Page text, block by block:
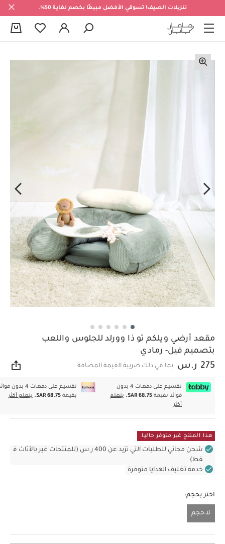
تنزيلات الصيف! تسوقي الأفضل مبيعًا بخصم لغاية 50%.
مقعد أرضي ويلكم تو ذا وورلد للجلوس واللعب
بتصميم فيل- رمادي
275 ر.س بما في ذلك ضريبة القيمة المضافة
تقسيم على دفعات 4 بدون
فوائد بقيمة SAR 68.75.
يتعلم
أكثر
تقسيم على دفعات 4 بدون
بقيمةSAR 68.75. يتعلم أكثر
هذا المنتج غير متوفر حاليا.
شحن مجاني للطلبات التي تزيد عن 400 ر.س (للمنتجات غير بالأثاث ف
قط)
خدمة تغليف الهدايا متوفرة
اختر بحجم:
لا حجم